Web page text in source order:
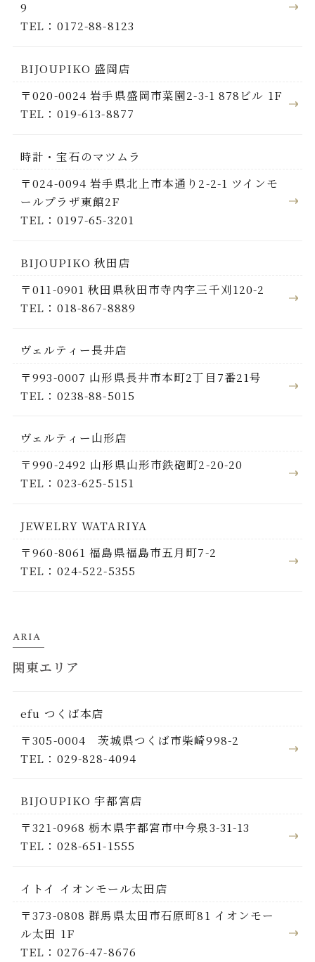
9
TEL：0172-88-8123
BIJOUPIKO 盛岡店
〒020-0024 岩手県盛岡市菜園2-3-1 878ビル 1F
TEL：019-613-8877
時計・宝石のマツムラ
〒024-0094 岩手県北上市本通り2-2-1 ツインモ
ールプラザ東館2F
TEL：0197-65-3201
BIJOUPIKO 秋田店
〒011-0901 秋田県秋田市寺内字三千刈120-2
TEL：018-867-8889
ヴェルティー長井店
〒993-0007 山形県長井市本町2丁目7番21号
TEL：0238-88-5015
ヴェルティー山形店
〒990-2492 山形県山形市鉄砲町2-20-20
TEL：023-625-5151
JEWELRY WATARIYA
〒960-8061 福島県福島市五月町7-2
TEL：024-522-5355
ARIA
関東エリア
efu つくば本店
〒305-0004 茨城県つくば市柴崎998-2
TEL：029-828-4094
BIJOUPIKO 宇都宮店
〒321-0968 栃木県宇都宮市中今泉3-31-13
TEL：028-651-1555
イトイ イオンモール太田店
〒373-0808 群馬県太田市石原町81 イオンモー
ル太田 1F
TEL：0276-47-8676